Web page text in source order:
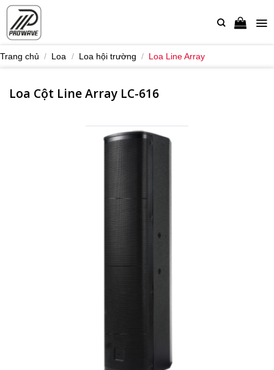
Bỏ
nội
Trang chủ / Loa / Loa hội trường / Loa Line Array
Loa Cột Line Array LC-616